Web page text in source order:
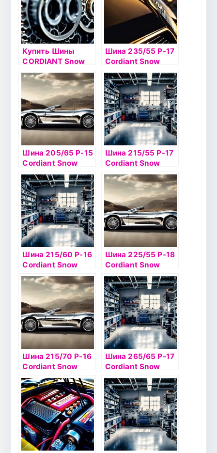
Купить Шины
CORDIANT Snow
Cross
Шина 235/55 Р-17
Cordiant Snow
Cross 103T б/к ш
Шина 205/65 Р-15
Cordiant Snow
Cross 99T б/к шип
Шина 215/55 Р-17
Cordiant Snow
Cross 98T б/к ш
Шина 215/60 Р-16
Cordiant Snow
Cross 95Т б/к шип
Шина 225/55 Р-18
Cordiant Snow
Cross 102T б/к ш
Шина 215/70 Р-16
Cordiant Snow
Cross 100T б/к ш
Шина 265/65 Р-17
Cordiant Snow
Cross 116T б/к ш